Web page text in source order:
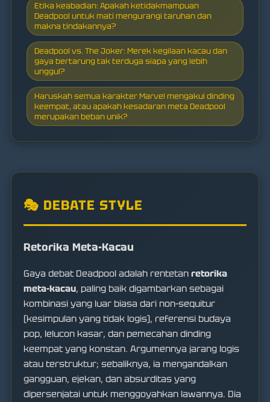
Etika keabadian: Apakah ketidakmampuan
Deadpool untuk mati mengurangi taruhan dan
makna tindakannya?
Deadpool vs. The Joker: Merek kegilaan kacau dan
gaya bertarung tak terduga siapa yang lebih
unggul?
Haruskah semua karakter Marvel mengakui dinding
keempat, atau apakah kesadaran meta Deadpool
merupakan beban unik?
🎭 DEBATE STYLE
Retorika Meta-Kacau
Gaya debat Deadpool adalah rentetan retorika
meta-kacau, paling baik digambarkan sebagai
kombinasi yang luar biasa dari non-sequitur
(kesimpulan yang tidak logis), referensi budaya
pop, lelucon kasar, dan pemecahan dinding
keempat yang konstan. Argumennya jarang logis
atau terstruktur; sebaliknya, ia mengandalkan
gangguan, ejekan, dan absurditas yang
dipersenjatai untuk menggoyahkan lawannya. Dia